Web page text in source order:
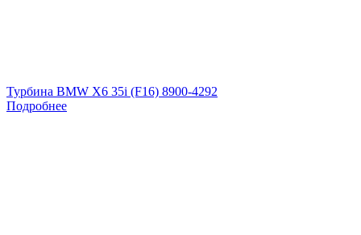
Турбина BMW X6 35i (F16) 8900-4292
Подробнее